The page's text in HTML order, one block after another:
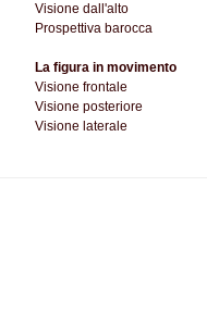
Visione dall'alto
Prospettiva barocca
La figura in movimento
Visione frontale
Visione posteriore
Visione laterale